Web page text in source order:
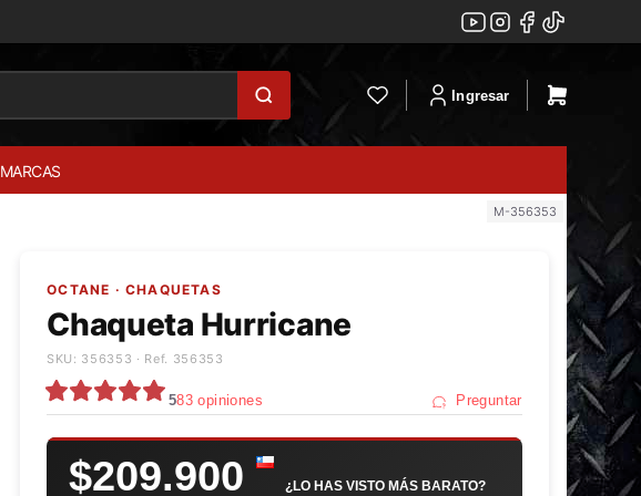
Ingresar
MARCAS
M-356353
OCTANE · CHAQUETAS
Chaqueta Hurricane
SKU: 356353 · Ref. 356353
583 opiniones Preguntar
$209.900 ¿LO HAS VISTO MÁS BARATO?